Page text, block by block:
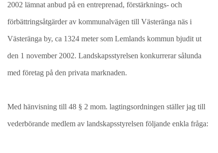
2002 lämnat anbud på en entreprenad, förstärknings- och
förbättringsåtgärder av kommunalvägen till Västeränga näs i
Västeränga by, ca 1324 meter som Lemlands kommun bjudit ut
den 1 november 2002. Landskapsstyrelsen konkurrerar sålunda
med företag på den privata marknaden.
Med hänvisning till 48 § 2 mom. lagtingsordningen ställer jag till
vederbörande medlem av landskapsstyrelsen följande enkla fråga: